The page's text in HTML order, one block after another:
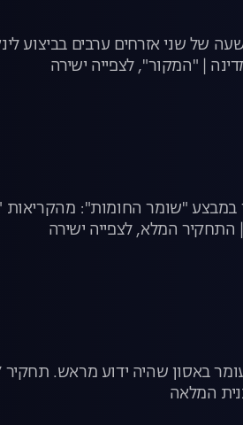
שני אזרחים ערבים בביצוע
| "המקור", לצפייה ישירה
"שומר החומות": מהקריאות
התחקיר המלא, לצפייה ישירה
את חייהם בל״ג בעומר באסון שהיה ידוע
המלאה